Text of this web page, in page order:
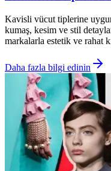
Kavisli vücut tiplerine
kumaş, kesim ve stil
markalarla estetik ve rahat
Daha fazla bilgi edinin